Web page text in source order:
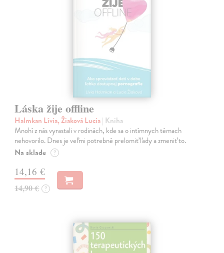
Láska žije offline
Halmkan Lívia, Žiaková Lucia| Kniha
Mnohí z nás vyrastali v rodinách, kde sa o intímnych témach
nehovorilo. Dnes je veľmi potrebné prelomiť ľady a zmeniť to.
Na sklade ?
14,16 €
14,90 € ?